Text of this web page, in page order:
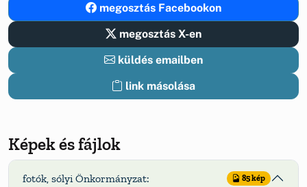
megosztás Facebookon
megosztás X-en
küldés emailben
link másolása
Képek és fájlok
fotók, sólyi Önkormányzat: 85 kép